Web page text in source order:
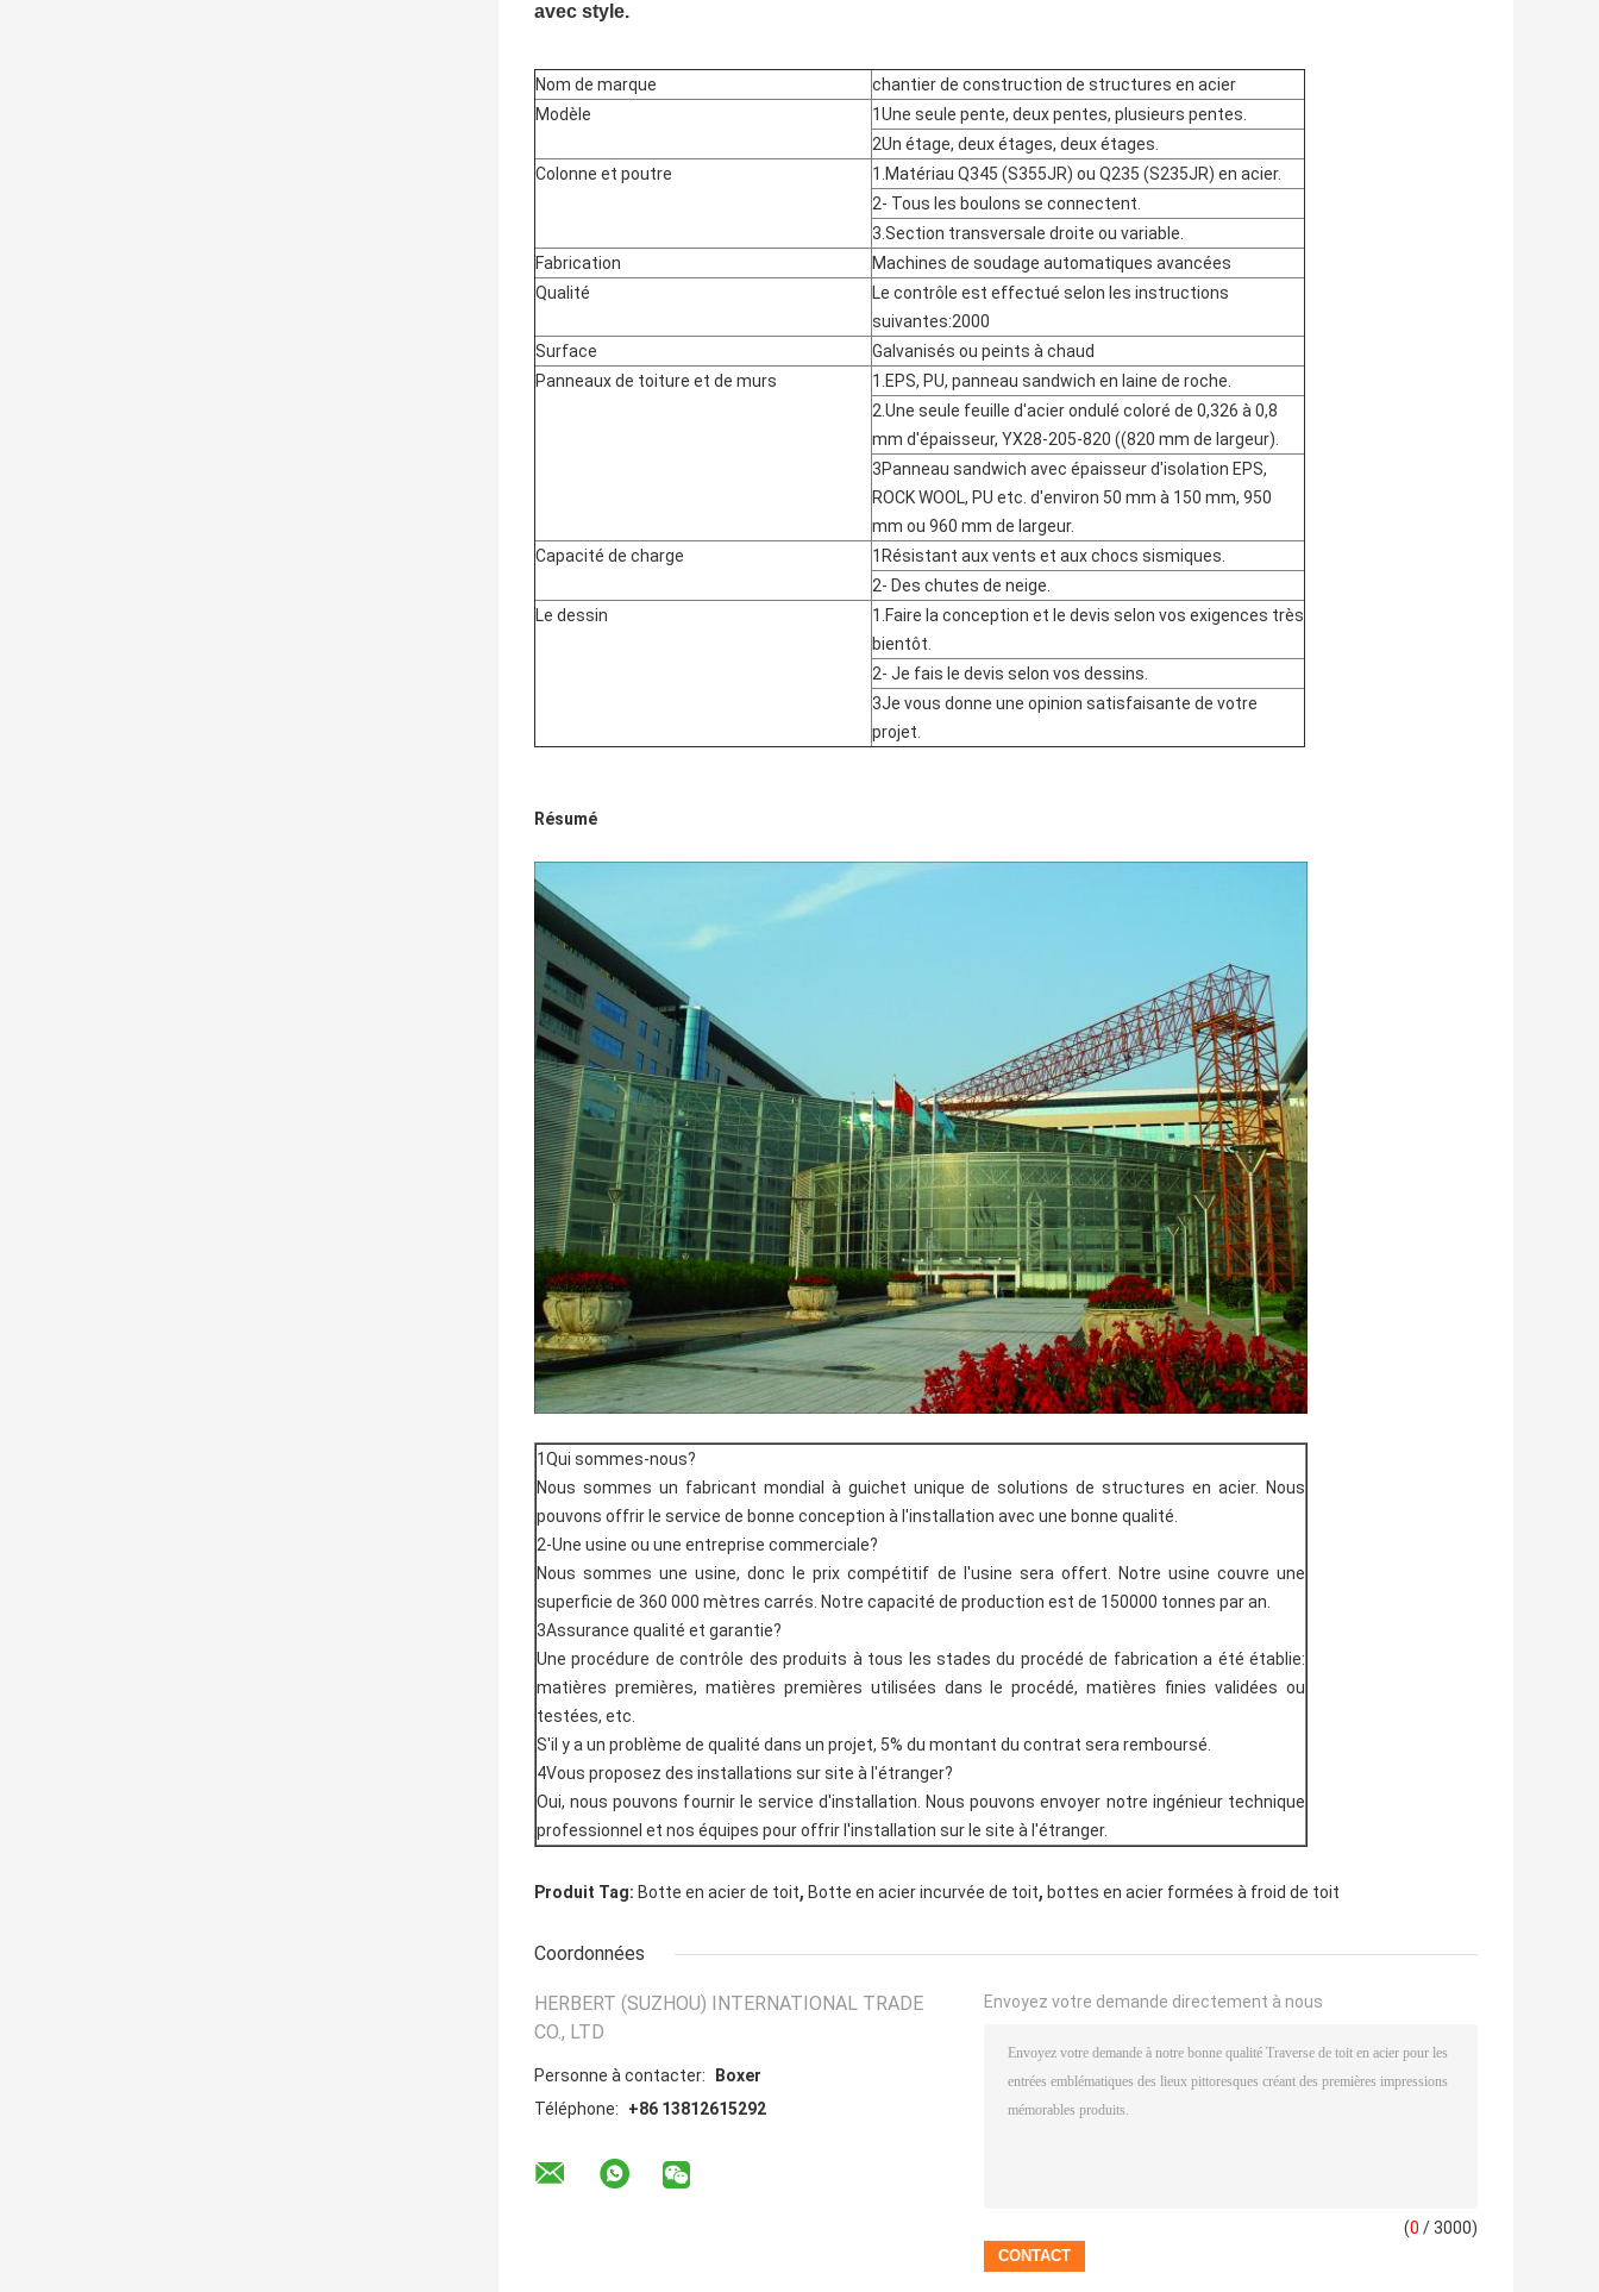
avec style.
Nom de marque
chantier de construction de structures en acier
Modèle
1Une seule pente, deux pentes, plusieurs pentes.
2Un étage, deux étages, deux étages.
Colonne et poutre
1.Matériau Q345 (S355JR) ou Q235 (S235JR) en acier.
2- Tous les boulons se connectent.
3.Section transversale droite ou variable.
Fabrication
Machines de soudage automatiques avancées
Qualité
Le contrôle est effectué selon les instructions
suivantes:2000
Surface
Galvanisés ou peints à chaud
Panneaux de toiture et de murs
1.EPS, PU, panneau sandwich en laine de roche.
2.Une seule feuille d'acier ondulé coloré de 0,326 à 0,8
mm d'épaisseur, YX28-205-820 ((820 mm de largeur).
3Panneau sandwich avec épaisseur d'isolation EPS,
ROCK WOOL, PU etc. d'environ 50 mm à 150 mm, 950
mm ou 960 mm de largeur.
Capacité de charge
1Résistant aux vents et aux chocs sismiques.
2- Des chutes de neige.
Le dessin
1.Faire la conception et le devis selon vos exigences très
bientôt.
2- Je fais le devis selon vos dessins.
3Je vous donne une opinion satisfaisante de votre
projet.
Résumé
1Qui sommes-nous?
Nous sommes un fabricant mondial à guichet unique de solutions de structures en acier. Nous
pouvons offrir le service de bonne conception à l'installation avec une bonne qualité.
2-Une usine ou une entreprise commerciale?
Nous sommes une usine, donc le prix compétitif de l'usine sera offert. Notre usine couvre une
superficie de 360 000 mètres carrés. Notre capacité de production est de 150000 tonnes par an.
3Assurance qualité et garantie?
Une procédure de contrôle des produits à tous les stades du procédé de fabrication a été établie:
matières premières, matières premières utilisées dans le procédé, matières finies validées ou
testées, etc.
S'il y a un problème de qualité dans un projet, 5% du montant du contrat sera remboursé.
4Vous proposez des installations sur site à l'étranger?
Oui, nous pouvons fournir le service d'installation. Nous pouvons envoyer notre ingénieur technique
professionnel et nos équipes pour offrir l'installation sur le site à l'étranger.
Produit Tag: Botte en acier de toit, Botte en acier incurvée de toit, bottes en acier formées à froid de toit
Coordonnées
HERBERT (SUZHOU) INTERNATIONAL TRADE
CO., LTD
Personne à contacter:
Boxer
Téléphone:
+86 13812615292
Envoyez votre demande directement à nous
(0 / 3000)